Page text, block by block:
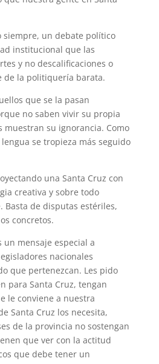
siempre, un debate político
institucional que las
y no descalificaciones o
de la politiquería barata.
que se la pasan
no saben vivir su propia
muestran su ignorancia. Como
se tropieza más seguido
una Santa Cruz con
creativa y sobre todo
Basta de disputas estériles,
concretos.
un mensaje especial a
nacionales
que pertenezcan. Les pido
para Santa Cruz, tengan
le conviene a nuestra
Santa Cruz los necesita,
de la provincia no sostengan
que ver con la actitud
que debe tener un